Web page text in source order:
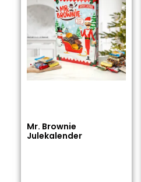
Mr. Brownie
Julekalender